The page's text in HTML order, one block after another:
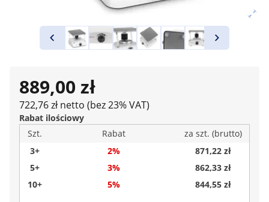
889,00 zł
722,76 zł netto (bez 23% VAT)
Rabat ilościowy
Szt.
Rabat
za szt. (brutto)
3+
2%
871,22 zł
5+
3%
862,33 zł
10+
5% 844,55 zł